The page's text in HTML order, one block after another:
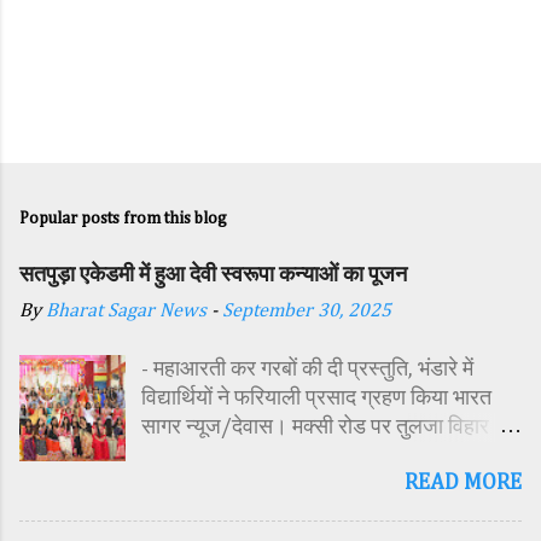
Popular posts from this blog
सतपुड़ा एकेडमी में हुआ देवी स्वरूपा कन्याओं का पूजन
ByBharat Sagar News - September 30, 2025
- महाआरती कर गरबों की दी प्रस्तुति, भंडारे में
विद्यार्थियों ने फरियाली प्रसाद ग्रहण किया भारत
सागर न्यूज/देवास। मक्सी रोड पर तुलजा विहार
पावन अवसर पर कन्या पूजन एवं गरबा महोत्सव का
READ MORE